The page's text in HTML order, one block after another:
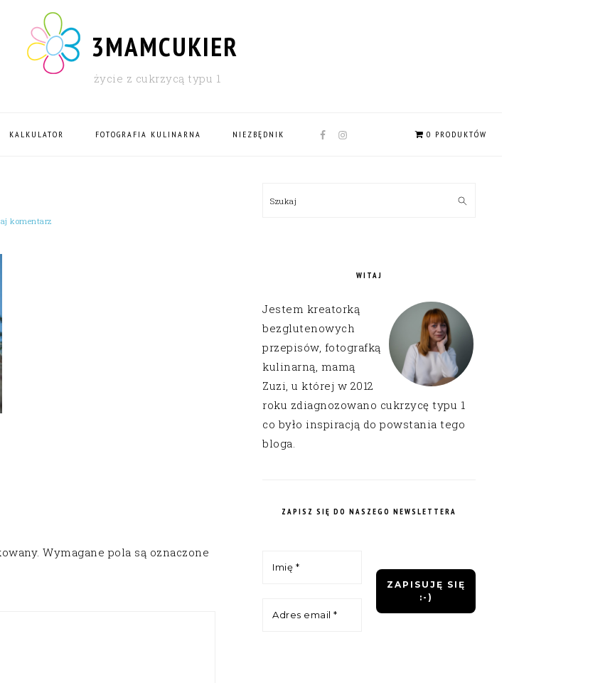
3MAMCUKIER
życie z cukrzycą typu 1
KALKULATOR FOTOGRAFIA KULINARNA NIEZBĘDNIK
NAV
0 PRODUKTÓW
komentarz
Wymagane pola są oznaczone
SIDEBAR
Szukaj
WITAJ
Jestem kreatorką
bezglutenowych
przepisów, fotografką
kulinarną, mamą
Zuzi, u której w 2012
roku zdiagnozowano cukrzycę typu 1
co było inspiracją do powstania tego
bloga.
ZAPISZ SIĘ DO NASZEGO NEWSLETTERA